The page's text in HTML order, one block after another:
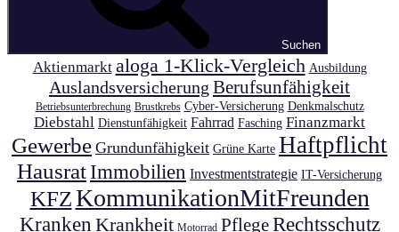
Suchen
Aktienmarkt aloga 1-Klick-Vergleich Ausbildung
Auslandsversicherung Berufsunfähigkeit
Betriebsunterbrechung Brustkrebs Cyber-Versicherung Denkmalschutz
Diebstahl Dienstunfähigkeit Fahrrad Fasching Finanzmarkt
Gewerbe Grundunfähigkeit Grüne Karte Haftpflicht
HausratImmobilien Investmentstrategie IT-Versicherung
KFZKommunikationMitFreunden
Kranken Krankheit Motorrad Pflege Rechtsschutz